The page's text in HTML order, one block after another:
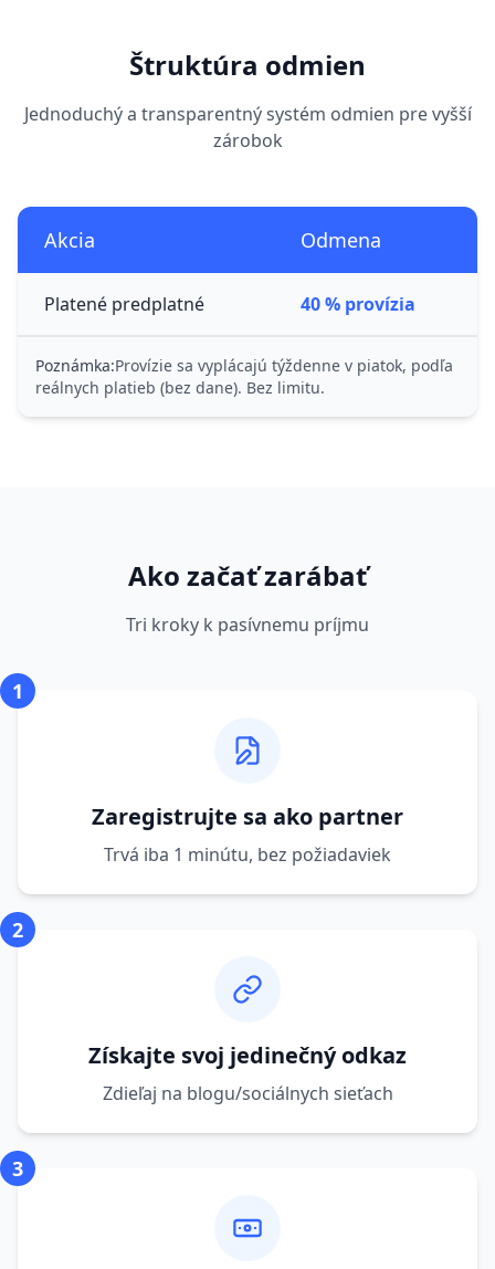
Štruktúra odmien
Jednoduchý a transparentný systém odmien pre vyšší
zárobok
Akcia Odmena
Platené predplatné 40 % provízia
Poznámka:Provízie sa vyplácajú týždenne v piatok, podľa
reálnych platieb (bez dane). Bez limitu.
Ako začať zarábať
Tri kroky k pasívnemu príjmu
1
Zaregistrujte sa ako partner
Trvá iba 1 minútu, bez požiadaviek
2
Získajte svoj jedinečný odkaz
Zdieľaj na blogu/sociálnych sieťach
3